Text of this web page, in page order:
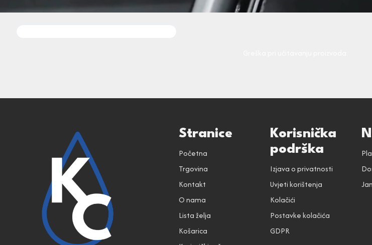
Stranice
Početna
Trgovina
Kontakt
O nama
Lista želja
Košarica
Korisnička
podrška
Izjava o privatnosti
Uvjeti korištenja
Kolačići
Postavke kolačića
GDPR